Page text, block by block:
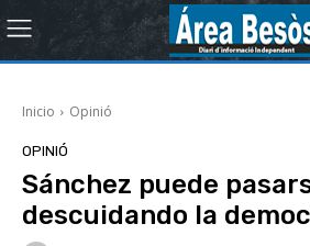
Inicio Opinió
OPINIÓ
Sánchez puede
descuidando la